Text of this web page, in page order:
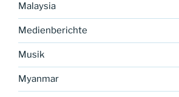
Malaysia
Medienberichte
Musik
Myanmar